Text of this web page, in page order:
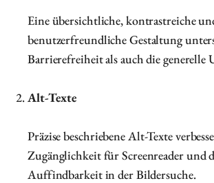
Eine übersichtliche, kontrastreiche
benutzerfreundliche Gestaltung
Barrierefreiheit als auch die generelle
Alt-Texte
Präzise beschriebene Alt-Texte
Zugänglichkeit für Screenreader und
Auffindbarkeit in der Bildersuche.